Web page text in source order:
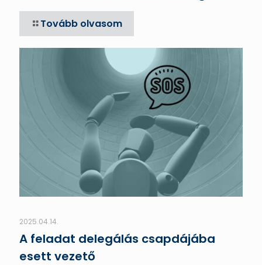
Tovább olvasom
2025.04.14.
A feladat delegálás csapdájába
esett vezető